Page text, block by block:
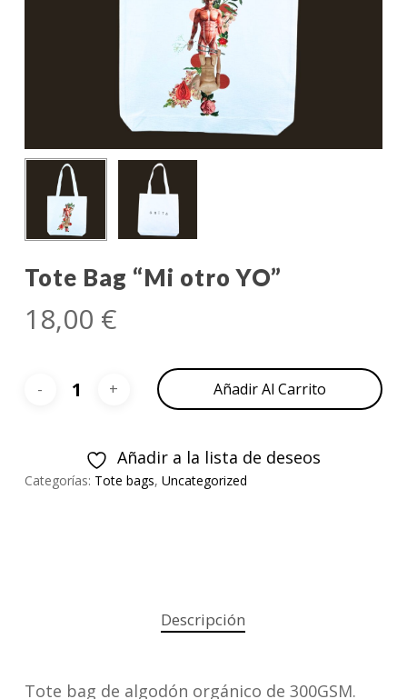
Tote Bag “Mi otro YO”
18,00 €
Añadir Al Carrito
Añadir a la lista de deseos
Categorías: Tote bags, Uncategorized
Descripción
Tote bag de algodón orgánico de 300GSM.